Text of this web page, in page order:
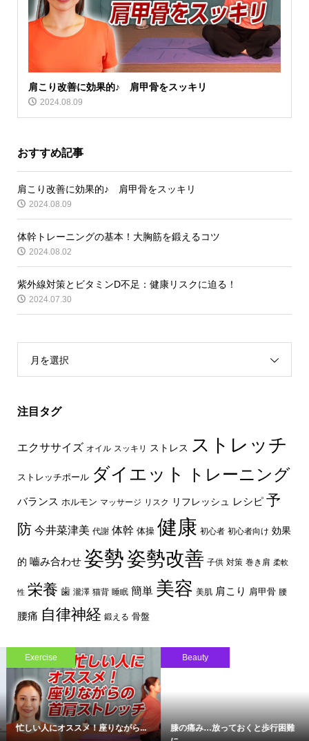
肩こり改善に効果的♪ 肩甲骨をスッキリ
2024.08.09
おすすめ記事
肩こり改善に効果的♪ 肩甲骨をスッキリ
2024.08.09
体幹トレーニングの基本！大胸筋を鍛えるコツ
2024.08.02
紫外線対策とビタミンD不足：健康リスクに迫る！
2024.07.30
月を選択
注目タグ
エクササイズ オイル スッキリ ストレス ストレッチ
ストレッチポール ダイエット トレーニング
バランス ホルモン マッサージ リスク リフレッシュ レシピ 予
防 今井菜津美 代謝 体幹 体操 健康 初心者 初心者向け 効果
的 嚙み合わせ 姿勢姿勢改善 子供 対策 巻き肩 柔軟
性 栄養 歯 瀧澤 猫背 睡眠 簡単 美容 美肌 肩こり 肩甲骨 腰
腰痛 自律神経 鍛える 骨盤
Beauty
膝の痛み…放っておくと歩行困難
Beauty
スマートフォン依存が引き起こす